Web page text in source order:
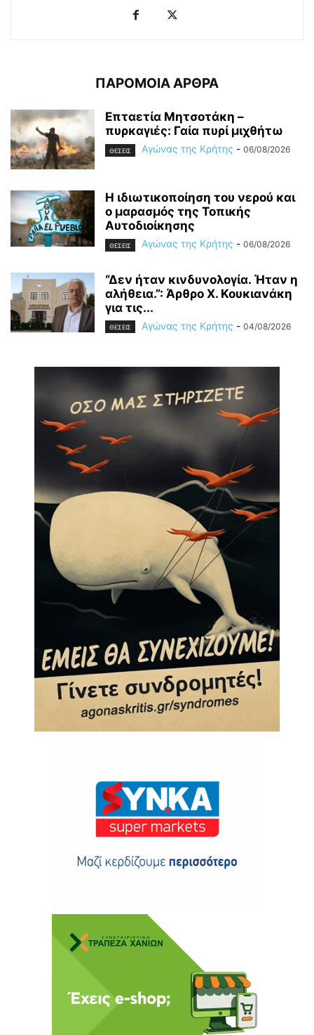
ΠΑΡΟΜΟΙΑ ΑΡΘΡΑ
Επταετία Μητσοτάκη –
πυρκαγιές: Γαία πυρί μιχθήτω
ΘΕΣΕΙΣ Αγώνας της Κρήτης - 06/08/2026
Η ιδιωτικοποίηση του νερού και
ο μαρασμός της Τοπικής
Αυτοδιοίκησης
ΘΕΣΕΙΣ Αγώνας της Κρήτης - 06/08/2026
“Δεν ήταν κινδυνολογία. Ήταν η
αλήθεια.”: Άρθρο Χ. Κουκιανάκη
για τις...
ΘΕΣΕΙΣ Αγώνας της Κρήτης - 04/08/2026